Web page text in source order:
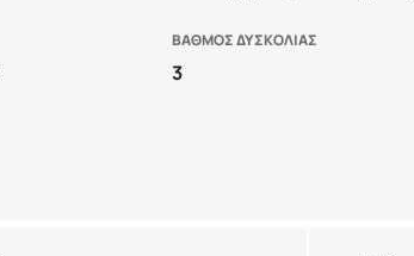
ΒΑΘΜΟΣ ΔΥΣΚΟΛΙΑΣ
3